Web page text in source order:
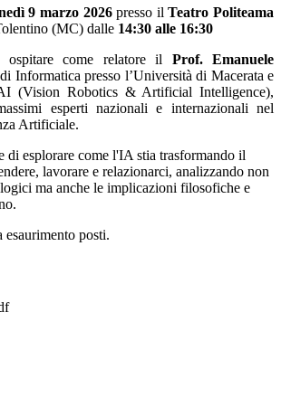
9 marzo 2026presso il Teatro Politeama
(MC) dalle 14:30 alle 16:30
ospitare come relatore il Prof. Emanuele
Informatica presso l’Università di Macerata e
(Vision Robotics & Artificial Intelligence),
esperti nazionali e internazionali nel
Artificiale.
di esplorare come l'IA stia trasformando il
lavorare e relazionarci, analizzando non
ma anche le implicazioni filosofiche e
posti.